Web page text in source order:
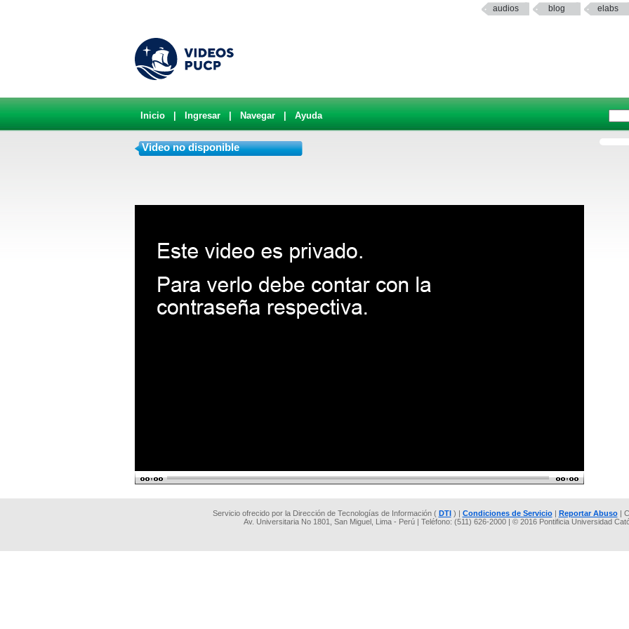
audios blog elabs
Inicio Ingresar Navegar Ayuda
Video no disponible
Servicio ofrecido por la Dirección de Tecnologías de Información ( DTI) | Condiciones de Servicio| Reportar Abuso|
Av. Universitaria No 1801, San Miguel, Lima - Perú | Teléfono: (511) 626-2000 | © 2016 Pontificia Universidad